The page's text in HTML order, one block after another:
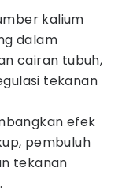
kalium
dalam
cairan tubuh,
tekanan
efek
pembuluh
tekanan